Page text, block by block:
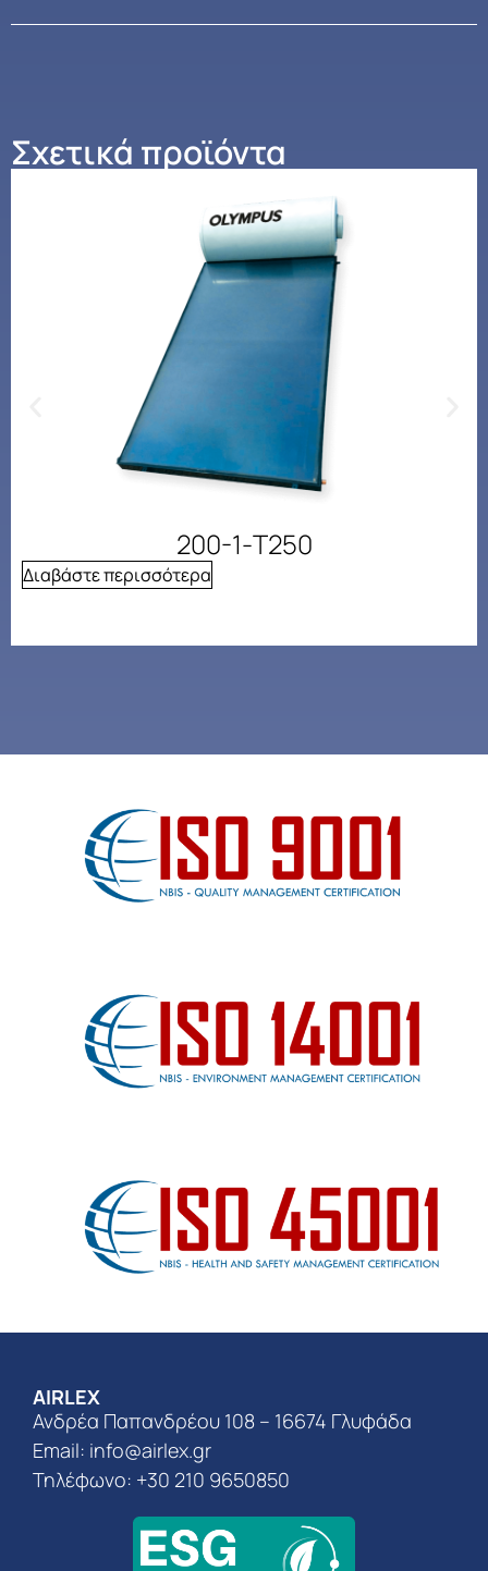
Σχετικά προϊόντα
200-1-Τ250
Διαβάστε περισσότερα
AIRLEX
Ανδρέα Παπανδρέου 108 – 16674 Γλυφάδα
Email: info@airlex.gr
Τηλέφωνο: +30 210 9650850